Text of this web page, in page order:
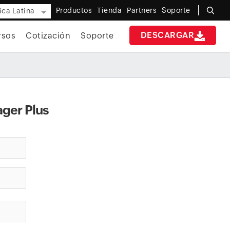
Latina Productos Tienda Partners Soporte
DESCARGAR
Cotización Soporte
Plus